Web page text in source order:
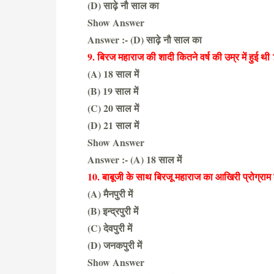
(D) साढ़े नौ साल का
Show Answer
Answer :- (D) साढ़े नौ साल का
9. बिरज महाराज की शादी कितने वर्ष की उम्र में हुई थी
(A) 18 साल में
(B) 19 साल में
(C) 20 साल में
(D) 21 साल में
Show Answer
Answer :- (A) 18 साल में
10. बाबूजी के साथ बिरजू महाराज का आखिरी
(A) मैनपुरी में
(B) इन्द्रपुरी में
(C) देवपुरी में
(D) जनकपुरी में
Show Answer